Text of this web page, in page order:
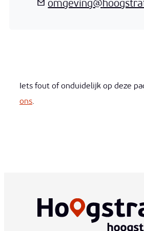
E-mailomgeving@
Iets fout of onduidelijk op deze
ons.